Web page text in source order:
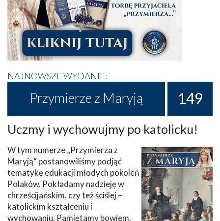
NAJNOWSZE WYDANIE:
Przymierze z Maryją 149
Uczmy i wychowujmy po katolicku!
W tym numerze „Przymierza z
Maryją” postanowiliśmy podjąć
tematykę edukacji młodych pokoleń
Polaków. Pokładamy nadzieję w
chrześcijańskim, czy też ściślej –
katolickim kształceniu i
wychowaniu. Pamiętamy bowiem,